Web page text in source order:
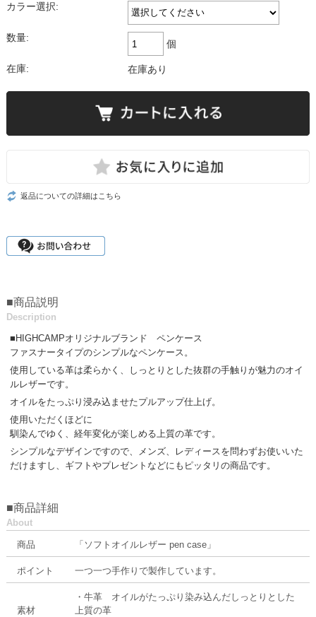
カラー選択:
数量:
個
在庫: 在庫あり
返品についての詳細はこちら
■商品説明
Description
■HIGHCAMPオリジナルブランド ペンケース
ファスナータイプのシンプルなペンケース。
使用している革は柔らかく、しっとりとした抜群の手触りが魅力のオイ
ルレザーです。
オイルをたっぷり浸み込ませたプルアップ仕上げ。
使用いただくほどに
馴染んでゆく、経年変化が楽しめる上質の革です。
シンプルなデザインですので、メンズ、レディースを問わずお使いいた
だけますし、ギフトやプレゼントなどにもピッタリの商品です。
■商品詳細
About
商品 「ソフトオイルレザー pen case」
ポイント 一つ一つ手作りで製作しています。
素材
・牛革 オイルがたっぷり染み込んだしっとりとした
上質の革